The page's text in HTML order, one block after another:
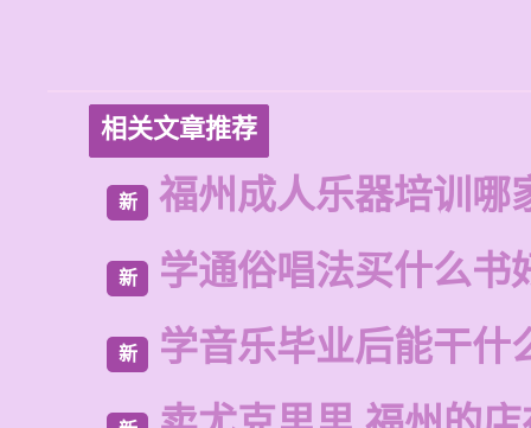
相关文章推荐
新 福州成人乐器培训哪
新 学通俗唱法买什么书
新 学音乐毕业后能干什